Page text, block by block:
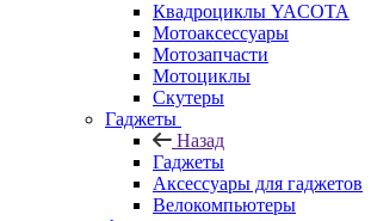
Квадроциклы YACOTA
Мотоаксессуары
Мотозапчасти
Мотоциклы
Скутеры
Гаджеты
Назад
Гаджеты
Аксессуары для гаджетов
Велокомпьютеры